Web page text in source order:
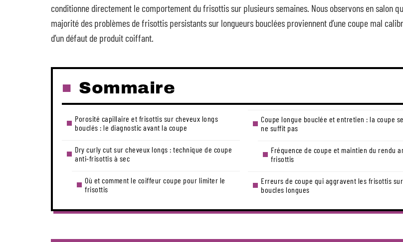
conditionne directement le comportement du frisottis sur plusieurs semaines. Nous observons en salon
majorité des problèmes de frisottis persistants sur longueurs bouclées proviennent d’une coupe mal
d’un défaut de produit coiffant.
Sommaire
Porosité capillaire et frisottis sur cheveux longs
bouclés : le diagnostic avant la coupe
Dry curly cut sur cheveux longs : technique de coupe
anti-frisottis à sec
Où et comment le coiffeur coupe pour limiter le
frisottis
Coupe longue bouclée et entretien : la coupe
ne suffit pas
Fréquence de coupe et maintien du rendu
frisottis
Erreurs de coupe qui aggravent les frisottis sur
boucles longues